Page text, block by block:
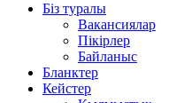
Біз туралы
Вакансиялар
Пікірлер
Байланыс
Бланктер
Кейстер